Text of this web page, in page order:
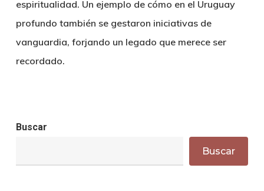
espiritualidad. Un ejemplo de cómo en el Uruguay
profundo también se gestaron iniciativas de
vanguardia, forjando un legado que merece ser
recordado.
Buscar
Buscar